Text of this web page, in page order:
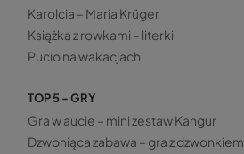
Karolcia – Maria Krüger
Książka z rowkami – literki
Pucio na wakacjach
TOP 5 - GRY
Gra w aucie – mini zestaw Kangur
Dzwoniąca zabawa – gra z dzwonkiem